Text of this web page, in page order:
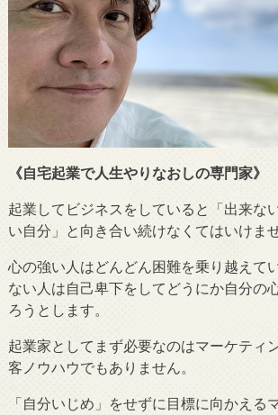
《自宅起業で人生やりなおしの専門家》
起業してビジネスをしていると「出来な
い自分」と向き合い続けなくてはいけませ
心の強い人はどんどん困難を乗り越えて
ない人は自己卑下をしてどうにか自分の
ろうとします。
起業家としてまず必要なのはマーケティ
客ノウハウでもありません。
「自分いじめ」をせずに目標に向かえる